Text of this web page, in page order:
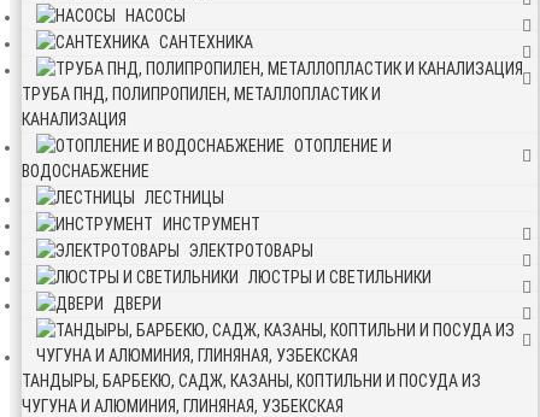
НАСОСЫ
САНТЕХНИКА
ТРУБА ПНД, ПОЛИПРОПИЛЕН, МЕТАЛЛОПЛАСТИК И
КАНАЛИЗАЦИЯ
ОТОПЛЕНИЕ И
ВОДОСНАБЖЕНИЕ
ЛЕСТНИЦЫ
ИНСТРУМЕНТ
ЭЛЕКТРОТОВАРЫ
ЛЮСТРЫ И СВЕТИЛЬНИКИ
ДВЕРИ
ТАНДЫРЫ, БАРБЕКЮ, САДЖ, КАЗАНЫ, КОПТИЛЬНИ И ПОСУДА ИЗ
ЧУГУНА И АЛЮМИНИЯ, ГЛИНЯНАЯ, УЗБЕКСКАЯ